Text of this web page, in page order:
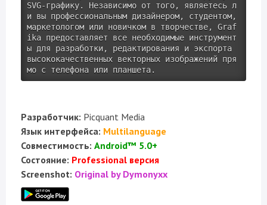
SVG-графику. Независимо от того, являетесь л
и вы профессиональным дизайнером, студентом,
маркетологом или новичком в творчестве, Graf
ika предоставляет все необходимые инструмент
ы для разработки, редактирования и экспорта
высококачественных векторных изображений пря
мо с телефона или планшета.
Разработчик: Picquant Media
Язык интерфейса: Multilanguage
Совместимость: Android™ 5.0+
Состояние: Professional версия
Screenshot: Original by Dymonyxx